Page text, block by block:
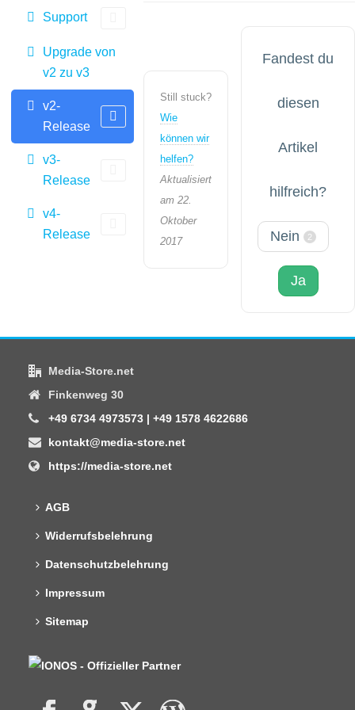
Support
Upgrade von
v2 zu v3
v2-
Release
v3-
Release
v4-
Release
Still stuck?
Wie
können wir
helfen?
Aktualisiert
am 22.
Oktober
2017
Fandest du
diesen
Artikel
hilfreich?
Nein 2
Ja
Media-Store.net
Finkenweg 30
+49 6734 4973573 | +49 1578 4622686
kontakt@media-store.net
https://media-store.net
AGB
Widerrufsbelehrung
Datenschutzbelehrung
Impressum
Sitemap